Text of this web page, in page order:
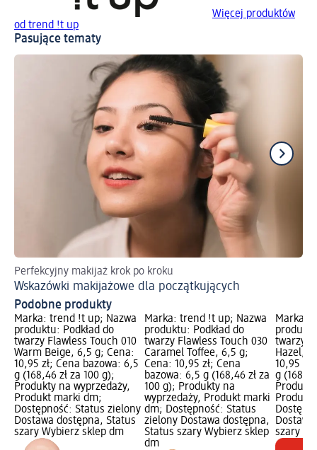
Więcej produktów
od trend !t up
Pasujące tematy
Perfekcyjny makijaż krok po kroku
Wskazówki makijażowe dla początkujących
Podobne produkty
Marka: trend !t up; Nazwa
produktu: Podkład do
twarzy Flawless Touch 010
Warm Beige, 6,5 g; Cena:
10,95 zł; Cena bazowa: 6,5
g (168,46 zł za 100 g);
Produkty na wyprzedaży,
Produkt marki dm;
Dostępność: Status zielony
Dostawa dostępna, Status
szary Wybierz sklep dm
Marka: trend !t up; Nazwa
produktu: Podkład do
twarzy Flawless Touch 030
Caramel Toffee, 6,5 g;
Cena: 10,95 zł; Cena
bazowa: 6,5 g (168,46 zł za
100 g); Produkty na
wyprzedaży, Produkt marki
dm; Dostępność: Status
zielony Dostawa dostępna,
Status szary Wybierz sklep
dm
Marka:
twarzy
Hazel,
10,95
g
Produkt
szary